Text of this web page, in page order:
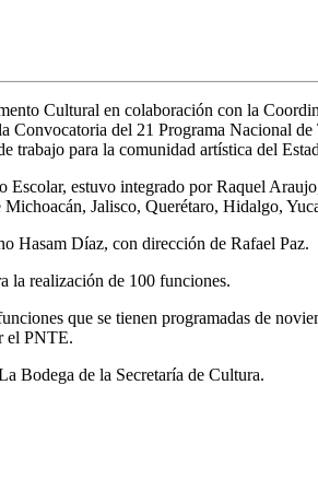
Cultural en colaboración con la
Convocatoria del 21 Programa Nacional de
trabajo para la comunidad artística del
estuvo integrado por Raquel
Jalisco, Querétaro, Hidalgo,
Hasam Díaz, con dirección de Rafael Paz.
la realización de 100 funciones.
que se tienen programadas de
el PNTE.
Bodega de la Secretaría de Cultura.